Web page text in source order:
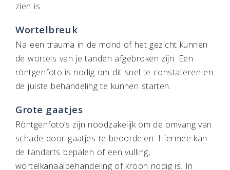
zien is.
Wortelbreuk
Na een trauma in de mond of het gezicht kunnen
de wortels van je tanden afgebroken zijn. Een
röntgenfoto is nodig om dit snel te constateren en
de juiste behandeling te kunnen starten.
Grote gaatjes
Röntgenfoto’s zijn noodzakelijk om de omvang van
schade door gaatjes te beoordelen. Hiermee kan
de tandarts bepalen of een vulling,
wortelkanaalbehandeling of kroon nodig is. In